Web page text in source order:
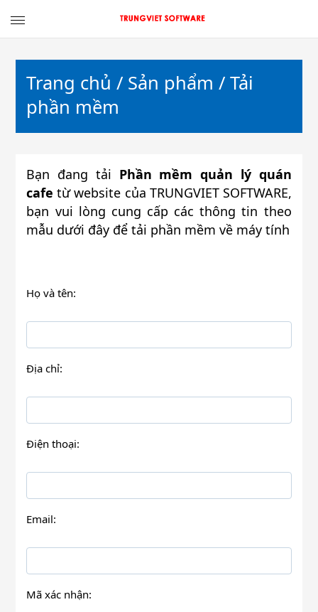
Trang chủ / Sản phẩm/ Tải
phần mềm
Bạn đang tải Phần mềm quản lý quán
cafe từ website của TRUNGVIET SOFTWARE,
bạn vui lòng cung cấp các thông tin theo
mẫu dưới đây để tải phần mềm về máy tính
Họ và tên:
Địa chỉ:
Điện thoại:
Email:
Mã xác nhận: